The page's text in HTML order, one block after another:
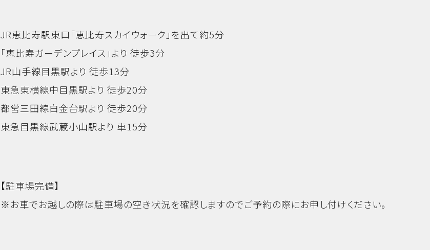
JR恵比寿駅東口「恵比寿スカイウォーク」を出て約5分
「恵比寿ガーデンプレイス」より 徒歩3分
JR山手線目黒駅より 徒歩13分
東急東横線中目黒駅より 徒歩20分
都営三田線白金台駅より 徒歩20分
東急目黒線武蔵小山駅より 車15分
【駐車場完備】
※お車でお越しの際は駐車場の空き状況を確認しますのでご予約の際にお申し付けください。